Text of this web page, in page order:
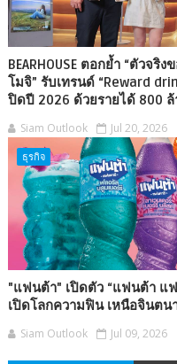
BEARHOUSE ตอกย้ำ “ตัวจริ
โมจิ” รับเทรนด์ “Reward
ปิดปี 2026 ด้วยรายได้ 800
Siam Outlook Jul 20, 2026
ธุรกิจ
"แฟนต้า" เปิดตัว “แฟนต้า แ
เปิดโลกความฟิน เหนือจินตน
Siam Outlook Jul 09, 2026